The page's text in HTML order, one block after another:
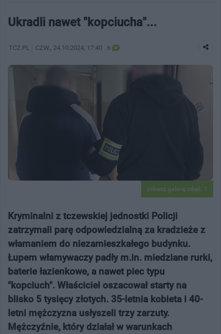
Ukradli nawet "kopciucha"...
TCZ.PL CZW. , 24.10.2024, 17:40 6
zobacz galerię zdjęć: 1
Kryminalni z tczewskiej jednostki Policji
zatrzymali parę odpowiedzialną za kradzieże z
włamaniem do niezamieszkałego budynku.
Łupem włamywaczy padły m.in. miedziane rurki,
baterie łazienkowe, a nawet piec typu
"kopciuch". Właściciel oszacował starty na
blisko 5 tysięcy złotych. 35-letnia kobieta i 40-
letni mężczyzna usłyszeli trzy zarzuty.
Mężczyźnie, który działał w warunkach